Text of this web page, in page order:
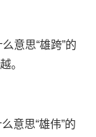
意思“雄跨”的
。
意思“雄伟”的